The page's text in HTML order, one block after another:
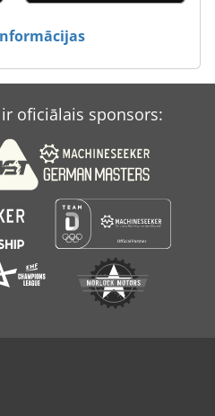
oficiālais sponsors: